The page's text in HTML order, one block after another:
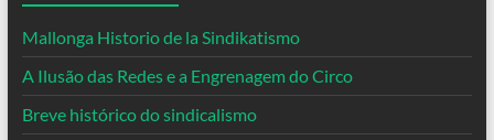
Mallonga Historio de la Sindikatismo
A Ilusão das Redes e a Engrenagem do Circo
Breve histórico do sindicalismo